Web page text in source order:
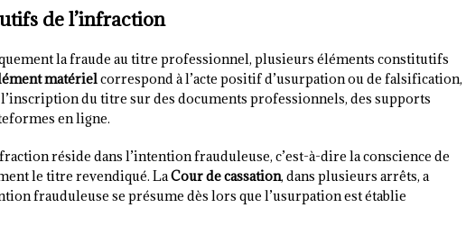
de l’infraction
la fraude au titre professionnel, plusieurs éléments constitutifs
matérielcorrespond à l’acte positif d’usurpation ou de falsification,
du titre sur des documents professionnels, des supports
en ligne.
réside dans l’intention frauduleuse, c’est-à-dire la conscience de
le titre revendiqué. LaCour de cassation, dans plusieurs arrêts, a
frauduleuse se présume dès lors que l’usurpation est établie